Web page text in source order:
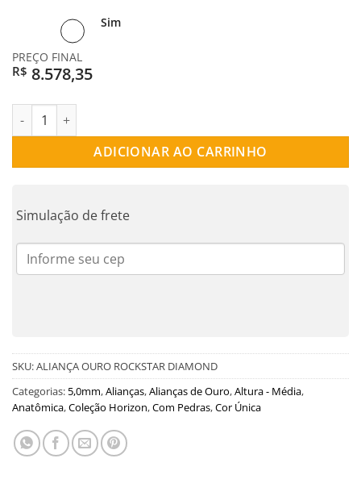
Sim
PREÇO FINAL
R$ 8.578,35
PAR DE ALIANÇAS OURO 18K ABAULADA ROCKSTAR
ADICIONAR AO CARRINHO
Simulação de frete
SKU:ALIANÇA OURO ROCKSTAR DIAMOND
Categorias: 5,0mm,Alianças,Alianças de Ouro,Altura - Média,
Anatômica,Coleção Horizon,Com Pedras,Cor Única